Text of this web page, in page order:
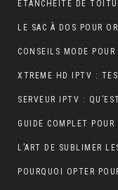
ÉTANCHÉITÉ DE
L’ART DE SUBLIMER